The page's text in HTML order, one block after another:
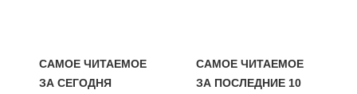
САМОЕ ЧИТАЕМОЕ
ЗА СЕГОДНЯ
САМОЕ ЧИТАЕМОЕ
ЗА ПОСЛЕДНИЕ 10